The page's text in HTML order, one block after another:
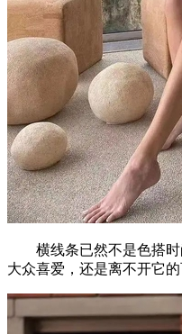
横线条已然不是色搭时
大众喜爱，还是离不开它的